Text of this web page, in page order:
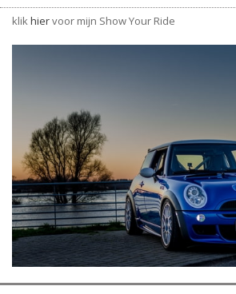
klikhiervoor mijn Show Your Ride